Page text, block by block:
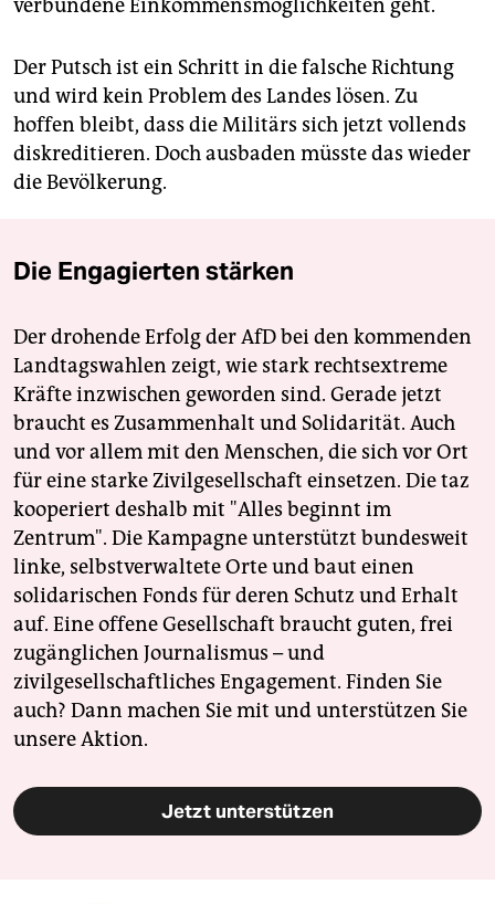
verbundene Einkommensmöglichkeiten geht.
Der Putsch ist ein Schritt in die falsche Richtung
und wird kein Problem des Landes lösen. Zu
hoffen bleibt, dass die Militärs sich jetzt vollends
diskreditieren. Doch ausbaden müsste das wieder
die Bevölkerung.
Die Engagierten stärken
Der drohende Erfolg der AfD bei den kommenden
Landtagswahlen zeigt, wie stark rechtsextreme
Kräfte inzwischen geworden sind. Gerade jetzt
braucht es Zusammenhalt und Solidarität. Auch
und vor allem mit den Menschen, die sich vor Ort
für eine starke Zivilgesellschaft einsetzen. Die taz
kooperiert deshalb mit "Alles beginnt im
Zentrum". Die Kampagne unterstützt bundesweit
linke, selbstverwaltete Orte und baut einen
solidarischen Fonds für deren Schutz und Erhalt
auf. Eine offene Gesellschaft braucht guten, frei
zugänglichen Journalismus – und
zivilgesellschaftliches Engagement. Finden Sie
auch? Dann machen Sie mit und unterstützen Sie
unsere Aktion.
Jetzt unterstützen